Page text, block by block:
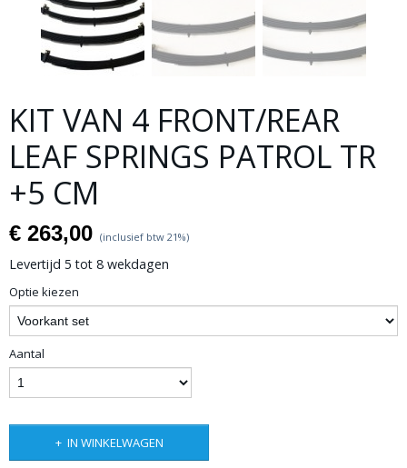
KIT VAN 4 FRONT/REAR
LEAF SPRINGS PATROL TR
+5 CM
€ 263,00 (inclusief btw 21%)
Levertijd 5 tot 8 wekdagen
Optie kiezen
Aantal
IN WINKELWAGEN